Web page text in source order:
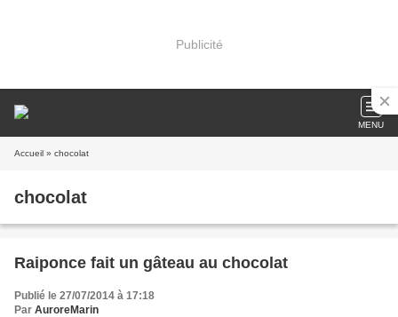
Publicité
MENU
Accueil » chocolat
chocolat
Raiponce fait un gâteau au chocolat
Publié le 27/07/2014 à 17:18
Par AuroreMarin